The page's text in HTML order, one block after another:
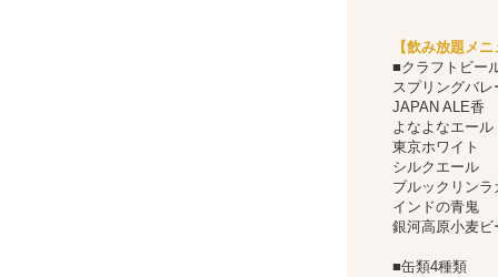
【飲み放題メ
■クラフトビー
スプリングバレ
JAPAN ALE香
よなよなエール
東京ホワイト
シルクエール
ブルックリンラ
インドの青鬼
銀河高原小麦ビ
■缶類4種類